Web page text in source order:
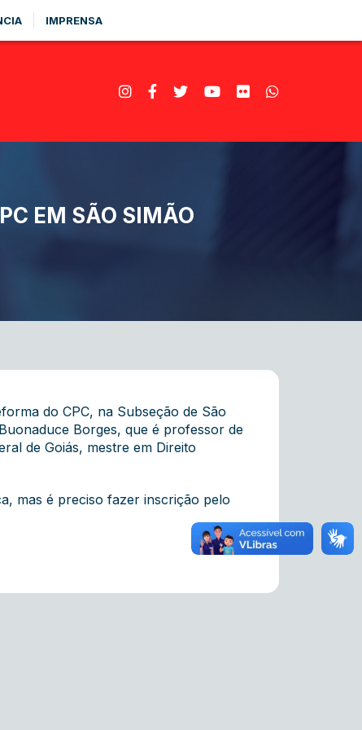
IMPRENSA
EM SÃO SIMÃO
do CPC, na Subseção de São
Borges, que é professor de
de Goiás, mestre em Direito
mas é preciso fazer inscrição pelo